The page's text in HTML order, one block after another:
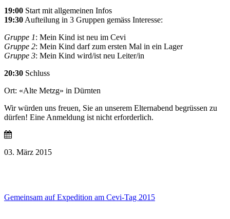
19:00 Start mit allgemeinen Infos
19:30 Aufteilung in 3 Gruppen gemäss Interesse:
Gruppe 1: Mein Kind ist neu im Cevi
Gruppe 2: Mein Kind darf zum ersten Mal in ein Lager
Gruppe 3: Mein Kind wird/ist neu Leiter/in
20:30 Schluss
Ort: «Alte Metzg» in Dürnten
Wir würden uns freuen, Sie an unserem Elternabend begrüssen zu
dürfen! Eine Anmeldung ist nicht erforderlich.
03. März 2015
Gemeinsam auf Expedition am Cevi-Tag 2015